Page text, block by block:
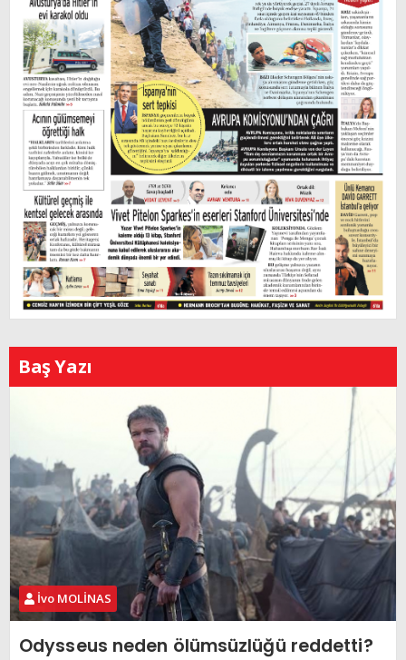
Baş Yazı
İvo MOLİNAS
Odysseus neden ölümsüzlüğü reddetti?